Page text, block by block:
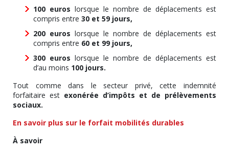
100 euros lorsque le nombre de déplacements est
compris entre 30 et 59 jours,
200 euros lorsque le nombre de déplacements est
compris entre 60 et 99 jours,
300 euros lorsque le nombre de déplacements est
d’au moins 100 jours.
Tout comme dans le secteur privé, cette indemnité
forfaitaire est exonérée d’impôts et de prélèvements
sociaux.
En savoir plus sur le forfait mobilités durables
À savoir